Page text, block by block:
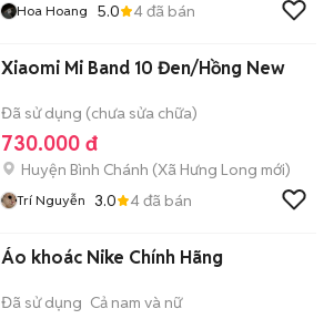
Hoa Hoang 5.0 4đã bán
Xiaomi Mi Band 10 Đen/Hồng New
Đã sử dụng (chưa sửa chữa)
730.000 đ
Huyện Bình Chánh (Xã Hưng Long mới)
Trí Nguyễn 3.0 4đã bán
Áo khoác Nike Chính Hãng
Đã sử dụng Cả nam và nữ